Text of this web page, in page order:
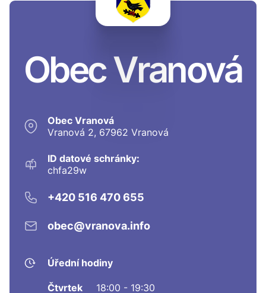
Obec Vranová
Obec Vranová
Vranová 2, 67962 Vranová
ID datové schránky:
chfa29w
+420 516 470 655
obec@vranova.info
Úřední hodiny
Čtvrtek 18:00 - 19:30